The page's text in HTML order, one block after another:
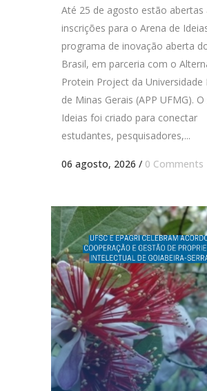
Até 25 de agosto estão abertas
inscrições para o Arena de
programa de inovação aberta
Brasil, em parceria com o
Protein Project da Universidade
de Minas Gerais (APP UFMG).
Ideias foi criado para conectar
estudantes, pesquisadores,...
06 agosto, 2026 / 0 Comments